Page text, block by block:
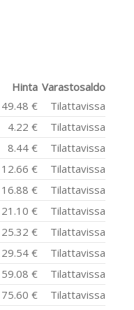
Hinta Varastosaldo
49.48 €
Tilattavissa
4.22 €
Tilattavissa
8.44 €
Tilattavissa
12.66 €
Tilattavissa
16.88 €
Tilattavissa
21.10 €
Tilattavissa
25.32 €
Tilattavissa
29.54 €
Tilattavissa
59.08 €
Tilattavissa
75.60 € Tilattavissa